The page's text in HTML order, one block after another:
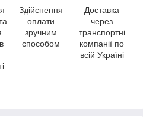
Здійснення
оплати
зручним
способом
Доставка
через
транспортні
компанії по
всій Україні